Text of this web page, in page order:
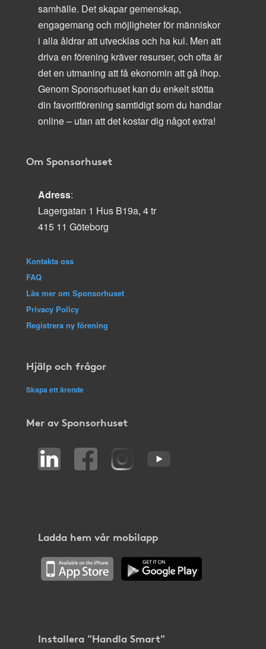
samhälle. Det skapar gemenskap,
engagemang och möjligheter för människor
i alla åldrar att utvecklas och ha kul. Men att
driva en förening kräver resurser, och ofta är
det en utmaning att få ekonomin att gå ihop.
Genom Sponsorhuset kan du enkelt stötta
din favoritförening samtidigt som du handlar
online – utan att det kostar dig något extra!
Om Sponsorhuset
Adress:
Lagergatan 1 Hus B19a, 4 tr
415 11 Göteborg
Kontakta oss
FAQ
Läs mer om Sponsorhuset
Privacy Policy
Registrera ny förening
Hjälp och frågor
Skapa ett ärende
Mer av Sponsorhuset
Ladda hem vår mobilapp
Installera "Handla Smart"